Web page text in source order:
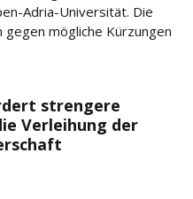
Adria-Universität. Die
mögliche Kürzungen
strengere
Verleihung der